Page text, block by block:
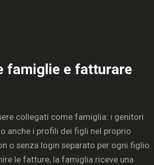
famiglie e fatturare
collegati come famiglia: i genitori
anche i profili dei figli nel proprio
o senza login separato per ogni figlio.
le fatture, la famiglia riceve una